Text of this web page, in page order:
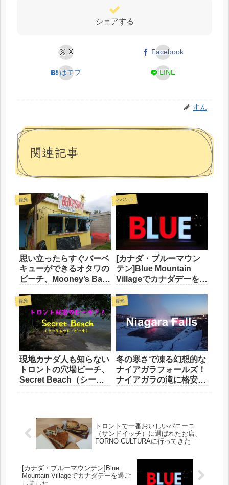
シェアする
X Facebook
はてブ LINE
すん
関連記事
観光
思い立ったらすぐバーベ
キューができるオタワの
ビーチ、Mooney’s Bay
イ）
イベント
[カナダ・ブルーマウン
テン]Blue Mountain
Villageでカナダデーを過
観光
現地カナダ人も知らない
トロントの穴場ビーチ、
Secret Beach（シーク
観光
冬の寒さで凍る幻想的な
ナイアガラフォールズ！
ナイアガラの滝に格安で
トロントで一番おいしいパニーニ
（サンドイッチ）に選ばれたお店、
FORNO CULTURAに行ってきた
[カナダ・ブルーマウンテン]Blue
Mountain Villageでカナダデーを過ご
しました